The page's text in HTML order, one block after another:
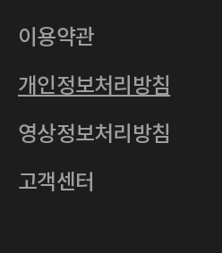
사업자등록번호
통신판매업 2011-서울
주소 서울특별시 중구
호스팅사업자
이용약관
개인정보처리방침
영상정보처리방침
고객센터